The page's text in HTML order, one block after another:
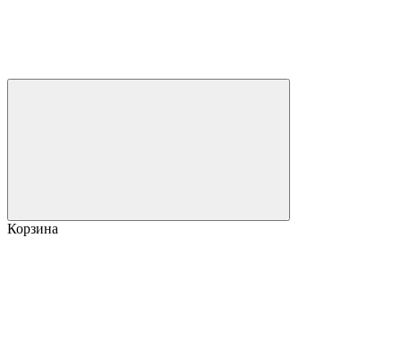
Корзина